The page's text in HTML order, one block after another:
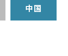
中国